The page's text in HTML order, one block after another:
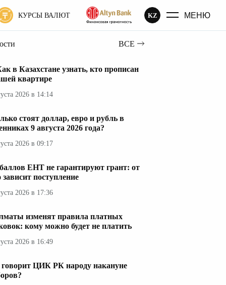
КУРСЫ ВАЛЮТ KZ МЕНЮ
ВСЕ
в Казахстане узнать, кто прописан
квартире
2026 в 14:14
стоят доллар, евро и рубль в
9 августа 2026 года?
2026 в 09:17
ЕНТ не гарантируют грант: от
зависит поступление
2026 в 17:36
изменят правила платных
кому можно будет не платить
2026 в 16:49
ЦИК РК народу накануне